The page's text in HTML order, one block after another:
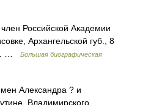
Российской Академии
Архангельской губ., 8
…
Большая биографическая
Александра ? и
Владимирского